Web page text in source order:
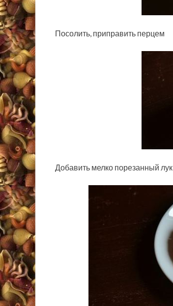
Посолить, приправить перцем
Добавить мелко порезанный лук